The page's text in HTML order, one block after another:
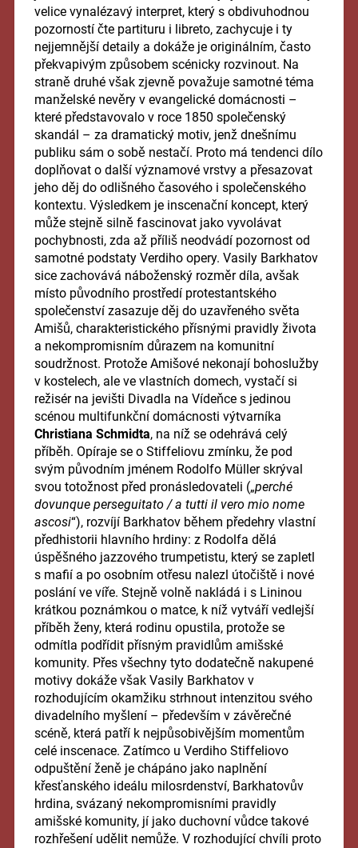
velice vynalézavý interpret, který s obdivuhodnou
pozorností čte partituru i libreto, zachycuje i ty
nejjemnější detaily a dokáže je originálním, často
překvapivým způsobem scénicky rozvinout. Na
straně druhé však zjevně považuje samotné téma
manželské nevěry v evangelické domácnosti –
které představovalo v roce 1850 společenský
skandál – za dramatický motiv, jenž dnešnímu
publiku sám o sobě nestačí. Proto má tendenci dílo
doplňovat o další významové vrstvy a přesazovat
jeho děj do odlišného časového i společenského
kontextu. Výsledkem je inscenační koncept, který
může stejně silně fascinovat jako vyvolávat
pochybnosti, zda až příliš neodvádí pozornost od
samotné podstaty Verdiho opery. Vasily Barkhatov
sice zachovává náboženský rozměr díla, avšak
místo původního prostředí protestantského
společenství zasazuje děj do uzavřeného světa
Amišů, charakteristického přísnými pravidly života
a nekompromisním důrazem na komunitní
soudržnost. Protože Amišové nekonají bohoslužby
v kostelech, ale ve vlastních domech, vystačí si
režisér na jevišti Divadla na Vídeňce s jedinou
scénou multifunkční domácnosti výtvarníka
Christiana Schmidta, na níž se odehrává celý
příběh. Opíraje se o Stiffeliovu zmínku, že pod
svým původním jménem Rodolfo Müller skrýval
svou totožnost před pronásledovateli („perché
dovunque perseguitato / a tutti il vero mio nome
ascosi“), rozvíjí Barkhatov během předehry vlastní
předhistorii hlavního hrdiny: z Rodolfa dělá
úspěšného jazzového trumpetistu, který se zapletl
s mafií a po osobním otřesu nalezl útočiště i nové
poslání ve víře. Stejně volně nakládá i s Lininou
krátkou poznámkou o matce, k níž vytváří vedlejší
příběh ženy, která rodinu opustila, protože se
odmítla podřídit přísným pravidlům amišské
komunity. Přes všechny tyto dodatečně nakupené
motivy dokáže však Vasily Barkhatov v
rozhodujícím okamžiku strhnout intenzitou svého
divadelního myšlení – především v závěrečné
scéně, která patří k nejpůsobivějším momentům
celé inscenace. Zatímco u Verdiho Stiffeliovo
odpuštění ženě je chápáno jako naplnění
křesťanského ideálu milosrdenství, Barkhatovův
hrdina, svázaný nekompromisními pravidly
amišské komunity, jí jako duchovní vůdce takové
rozhřešení udělit nemůže. V rozhodující chvíli proto